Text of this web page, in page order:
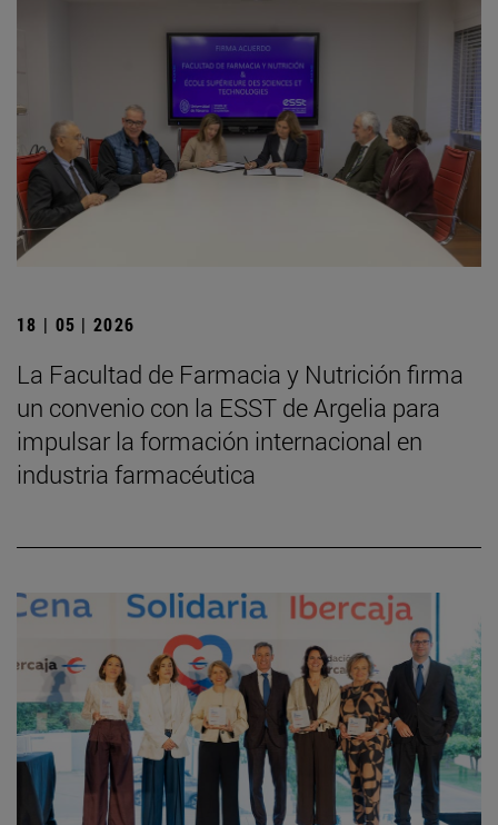
18 | 05 | 2026
La Facultad de Farmacia y Nutrición firma
un convenio con la ESST de Argelia para
impulsar la formación internacional en
industria farmacéutica